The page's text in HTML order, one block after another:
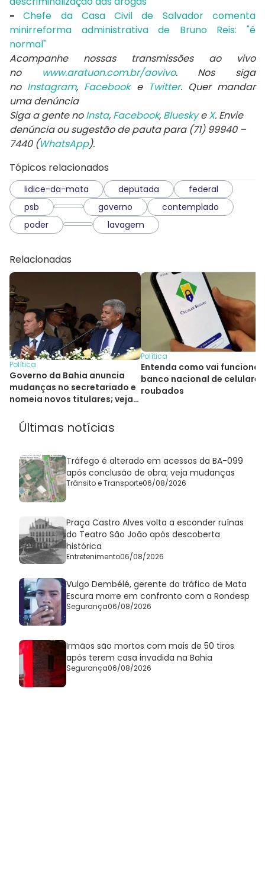
-Chefe da Casa Civil de Salvador comenta
minirreforma administrativa de Bruno Reis: "é
normal"
Acompanhe nossas transmissões ao vivo
no
www.aratuon.com.br/aovivo. Nos siga
no Instagram, Facebooke Twitter. Quer mandar
uma denúncia
Siga a gente noInsta, Facebook, BlueskyeX. Envie
denúncia ou sugestão de pauta para (71) 99940 –
7440 (WhatsApp).
Tópicos relacionados
lidice-da-mata deputada
federal
psb
governo
contemplado
poder
lavagem
Relacionadas
Política
Governo da Bahia anuncia
mudanças no secretariado e
nomeia novos titulares; veja
Política
Entenda como vai funcionar
banco nacional de celulares
roubados
Últimas notícias
Tráfego é alterado em acessos da BA-099
após conclusão de obra; veja mudanças
Trânsito e Transporte06/08/2026
Praça Castro Alves volta a esconder ruínas
do Teatro São João após descoberta
histórica
Entretenimento06/08/2026
Vulgo Dembélé, gerente do tráfico de Mata
Escura morre em confronto com a Rondesp
Segurança06/08/2026
Irmãos são mortos com mais de 50 tiros
após terem casa invadida na Bahia
Segurança06/08/2026